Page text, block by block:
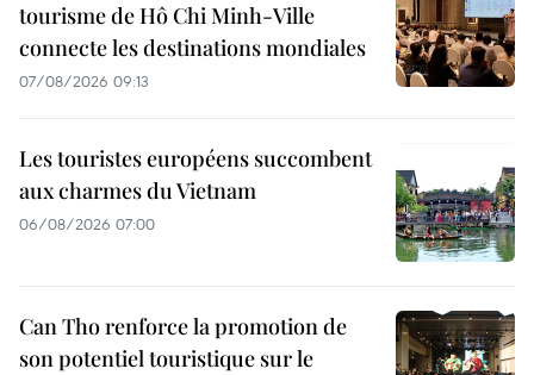
tourisme de Hô Chi Minh-Ville
connecte les destinations mondiales
07/08/2026 09:13
Les touristes européens succombent
aux charmes du Vietnam
06/08/2026 07:00
Can Tho renforce la promotion de
son potentiel touristique sur le